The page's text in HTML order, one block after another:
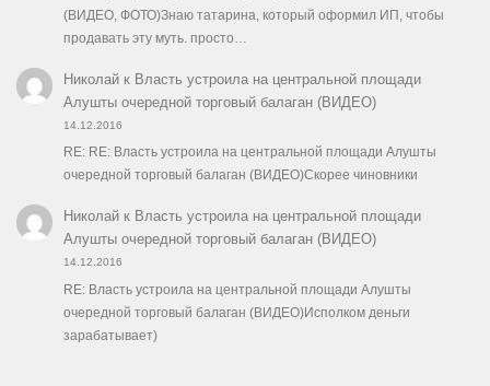
(ВИДЕО, ФОТО)Знаю татарина, который оформил ИП, чтобы
продавать эту муть. просто…
Николайк Власть устроила на центральной площади
Алушты очередной торговый балаган (ВИДЕО)
14.12.2016
RE: RE: Власть устроила на центральной площади Алушты
очередной торговый балаган (ВИДЕО)Скорее чиновники
Николайк Власть устроила на центральной площади
Алушты очередной торговый балаган (ВИДЕО)
14.12.2016
RE: Власть устроила на центральной площади Алушты
очередной торговый балаган (ВИДЕО)Исполком деньги
зарабатывает)